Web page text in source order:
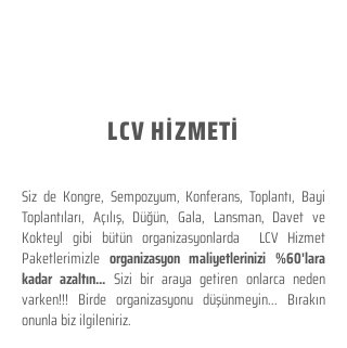
LCV HİZMETİ
Siz de Kongre, Sempozyum, Konferans, Toplantı, Bayi
Toplantıları, Açılış, Düğün, Gala, Lansman, Davet ve
Kokteyl gibi bütün organizasyonlarda LCV Hizmet
Paketlerimizle organizasyon maliyetlerinizi %60'lara
kadar azaltın... Sizi bir araya getiren onlarca neden
varken!!! Birde organizasyonu düşünmeyin... Bırakın
onunla biz ilgileniriz.